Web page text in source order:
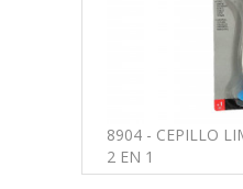
8904 - CEPILLO
2 EN 1